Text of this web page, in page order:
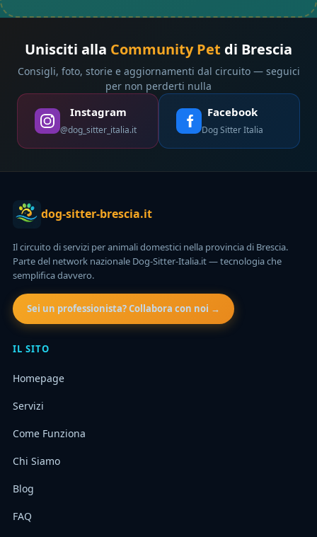
Unisciti alla Community Pet di Brescia
Consigli, foto, storie e aggiornamenti dal circuito — seguici
per non perderti nulla
Instagram
@dog_sitter_italia.it
Facebook
Dog Sitter Italia
dog-sitter-brescia.it
Il circuito di servizi per animali domestici nella provincia di Brescia.
Parte del network nazionale Dog-Sitter-Italia.it — tecnologia che
semplifica davvero.
Sei un professionista? Collabora con noi →
IL SITO
Homepage
Servizi
Come Funziona
Chi Siamo
Blog
FAQ